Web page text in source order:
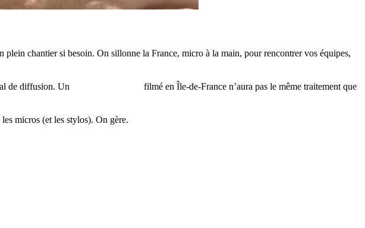
plein chantier si besoin. On sillonne la France, micro à la main, pour rencontrer vos équipes,
de diffusion. Un
filmé en Île-de-France n’aura pas le même traitement que
micros (et les stylos). On gère.